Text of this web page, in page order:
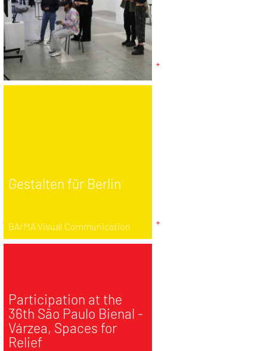
Gestalten für Berlin
BA/MA Visual Communication
Participation at the
36th São Paulo Bienal -
Várzea, Spaces for
Relief